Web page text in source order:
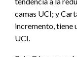
camas UCI; y
incremento, tiene
UCI.